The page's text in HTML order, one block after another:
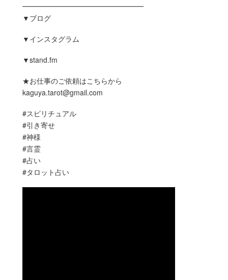
━━━━━━━━━━━━━━━━━
▼ブログ
▼インスタグラム
▼stand.fm
★お仕事のご依頼はこちらから
kaguya.tarot@gmail.com
#スピリチュアル
#引き寄せ
#神様
#言霊
#占い
#タロット占い